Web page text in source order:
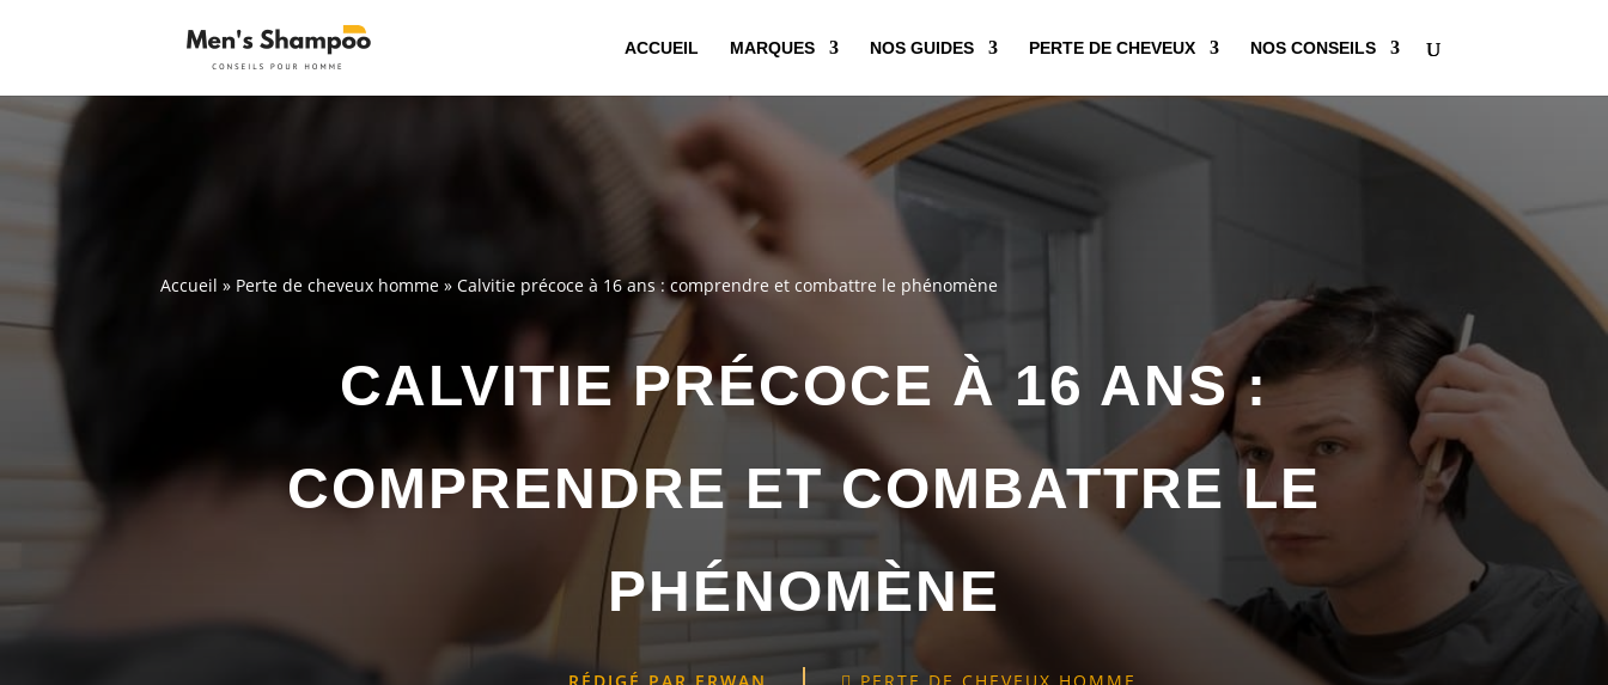
ACCUEIL MARQUES NOS GUIDES PERTE DE CHEVEUX NOS CONSEILS
Accueil » Perte de cheveux homme »Calvitie précoce à 16 ans : comprendre et combattre le phénomène
CALVITIE PRÉCOCE À 16 ANS :
COMPRENDRE ET COMBATTRE LE
PHÉNOMÈNE